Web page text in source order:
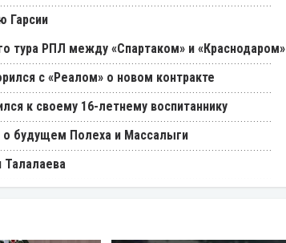
Гарсии
тура РПЛ между «Спартаком» и «Краснодаром»
с «Реалом» о новом контракте
к своему 16-летнему воспитаннику
о будущем Полеха и Массалыги
Талалаева